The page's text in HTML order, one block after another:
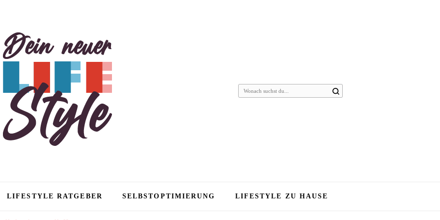
Suchst
LIFESTYLE RATGEBER SELBSTOPTIMIERUNG LIFESTYLE ZU HAUSE